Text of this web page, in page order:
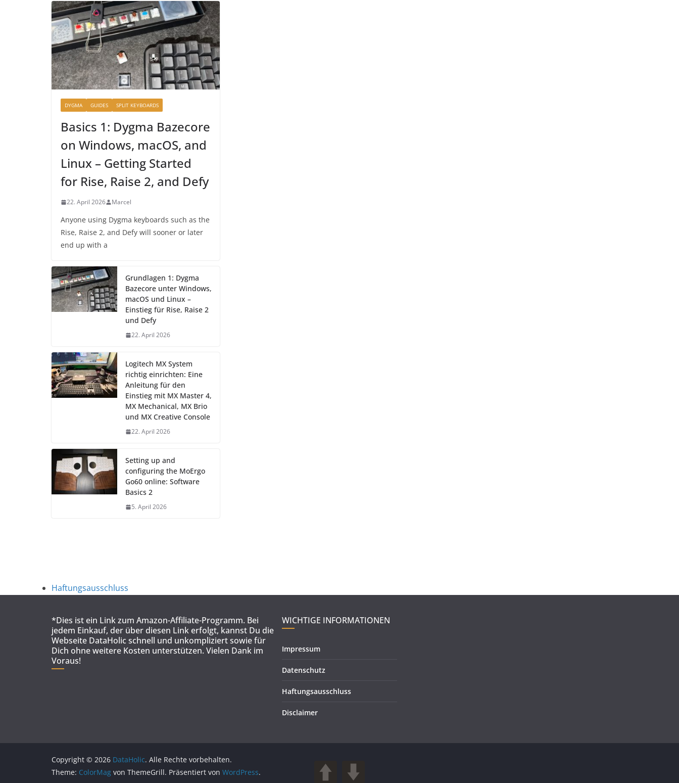
DYGMA GUIDES SPLIT KEYBOARDS
Basics 1: Dygma Bazecore
on Windows, macOS, and
Linux – Getting Started
for Rise, Raise 2, and Defy
22. April 2026 Marcel
Anyone using Dygma keyboards such as the
Rise, Raise 2, and Defy will sooner or later
end up with a
Grundlagen 1: Dygma
Bazecore unter Windows,
macOS und Linux –
Einstieg für Rise, Raise 2
und Defy
22. April 2026
Logitech MX System
richtig einrichten: Eine
Anleitung für den
Einstieg mit MX Master 4,
MX Mechanical, MX Brio
und MX Creative Console
22. April 2026
Setting up and
configuring the MoErgo
Go60 online: Software
Basics 2
5. April 2026
Haftungsausschluss
*Dies ist ein Link zum Amazon-Affiliate-Programm. Bei
jedem Einkauf, der über diesen Link erfolgt, kannst Du die
Webseite DataHolic schnell und unkompliziert sowie für
Dich ohne weitere Kosten unterstützen. Vielen Dank im
Voraus!
WICHTIGE INFORMATIONEN
Impressum
Datenschutz
Haftungsausschluss
Disclaimer
Copyright © 2026 DataHolic. Alle Rechte vorbehalten.
Theme: ColorMag von ThemeGrill. Präsentiert von WordPress.